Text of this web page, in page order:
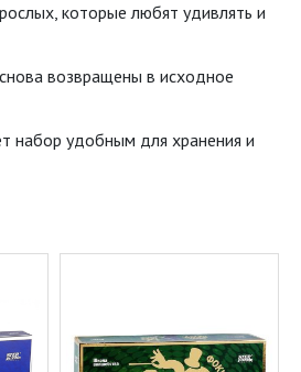
которые любят удивлять и
возвращены в исходное
набор удобным для хранения и